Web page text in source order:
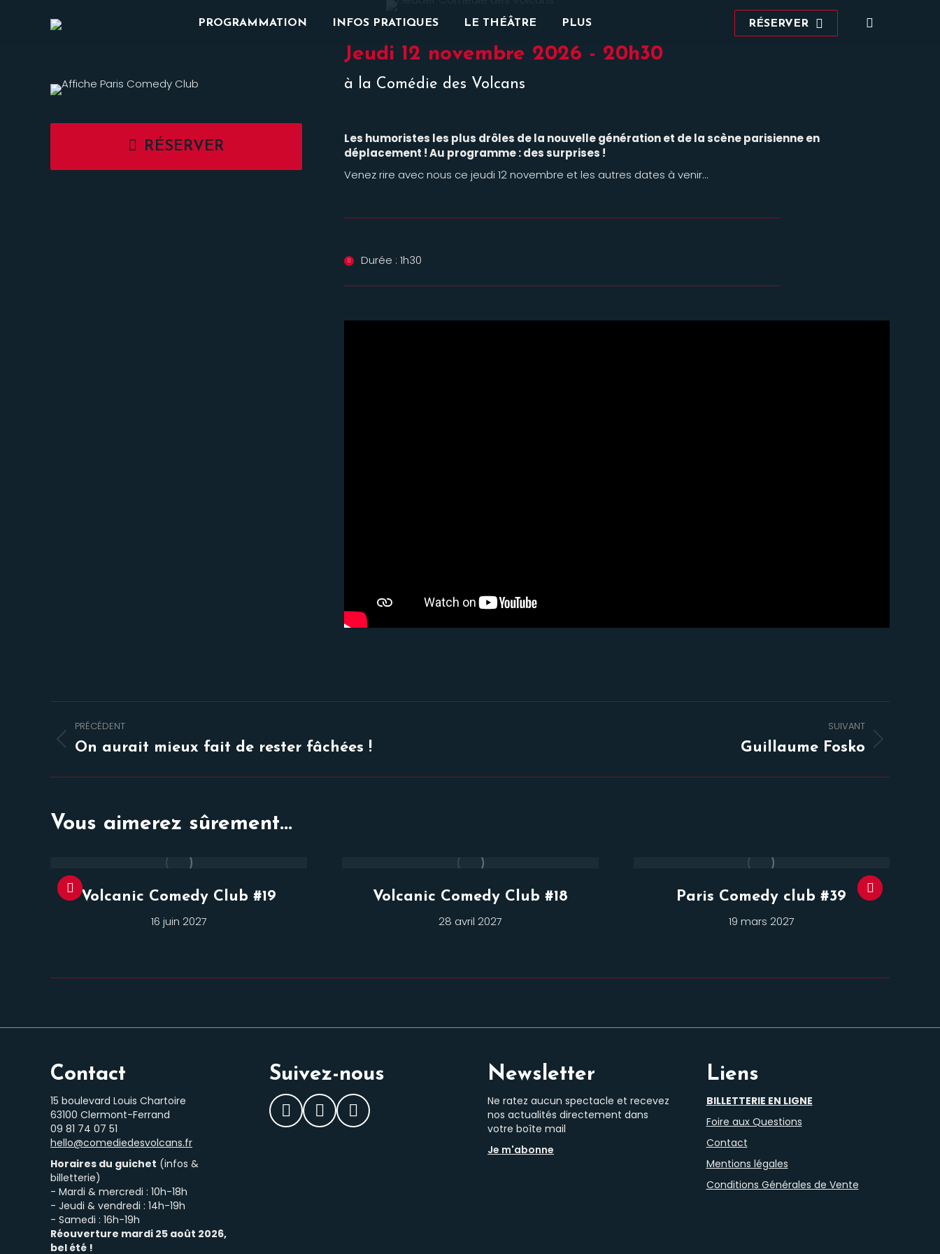
PROGRAMMATION INFOS PRATIQUES LE THÉÂTRE PLUS RÉSERVER
Recherche
RÉSERVER
Jeudi 12 novembre 2026 - 20h30
à la Comédie des Volcans
Les humoristes les plus drôles de la nouvelle génération et de la scène parisienne en
déplacement ! Au programme : des surprises !
Venez rire avec nous ce jeudi 12 novembre et les autres dates à venir…
Durée : 1h30
Navigation
de
commentaire
PRÉCÉDENT
Onglet
On aurait mieux fait de rester fâchées !
SUIVANT
Guillaume Fosko
Vous aimerez sûrement...
Volcanic Comedy Club #19
16 juin 2027
Volcanic Comedy Club #18
28 avril 2027
Paris Comedy club #39
19 mars 2027
Contact
15 boulevard Louis Chartoire
63100 Clermont-Ferrand
‭09 81 74 07 51‬
hello@comediedesvolcans.fr
Horaires du guichet (infos &
billetterie)
- Mardi & mercredi : 10h-18h
- Jeudi & vendredi : 14h-19h
- Samedi : 16h-19h
Réouverture mardi 25 août 2026,
bel été !
Suivez-nous
Facebook
InstagramLinkedIn
Newsletter
Ne ratez aucun spectacle et recevez
nos actualités directement dans
votre boîte mail
Je m'abonne
Liens
BILLETTERIE EN LIGNE
Foire aux Questions
Contact
Mentions légales
Conditions Générales de Vente